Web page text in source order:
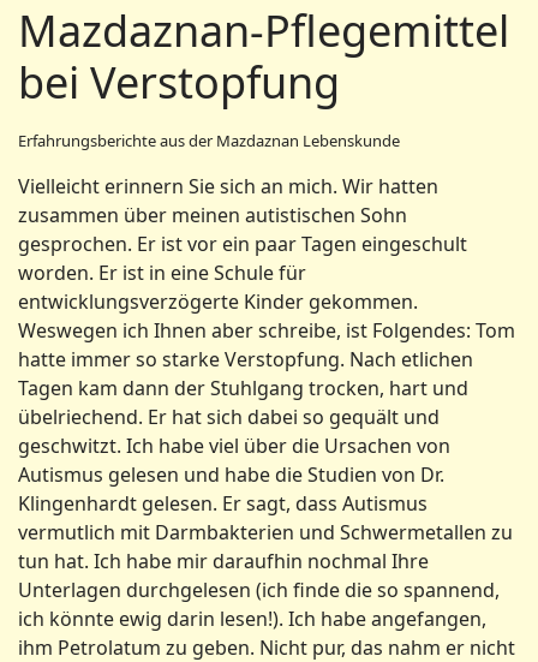
Mazdaznan-Pflegemittel
bei Verstopfung
Erfahrungsberichte aus der Mazdaznan Lebenskunde
Vielleicht erinnern Sie sich an mich. Wir hatten
zusammen über meinen autistischen Sohn
gesprochen. Er ist vor ein paar Tagen eingeschult
worden. Er ist in eine Schule für
entwicklungsverzögerte Kinder gekommen.
Weswegen ich Ihnen aber schreibe, ist Folgendes: Tom
hatte immer so starke Verstopfung. Nach etlichen
Tagen kam dann der Stuhlgang trocken, hart und
übelriechend. Er hat sich dabei so gequält und
geschwitzt. Ich habe viel über die Ursachen von
Autismus gelesen und habe die Studien von Dr.
Klingenhardt gelesen. Er sagt, dass Autismus
vermutlich mit Darmbakterien und Schwermetallen zu
tun hat. Ich habe mir daraufhin nochmal Ihre
Unterlagen durchgelesen (ich finde die so spannend,
ich könnte ewig darin lesen!). Ich habe angefangen,
ihm Petrolatum zu geben. Nicht pur, das nahm er nicht